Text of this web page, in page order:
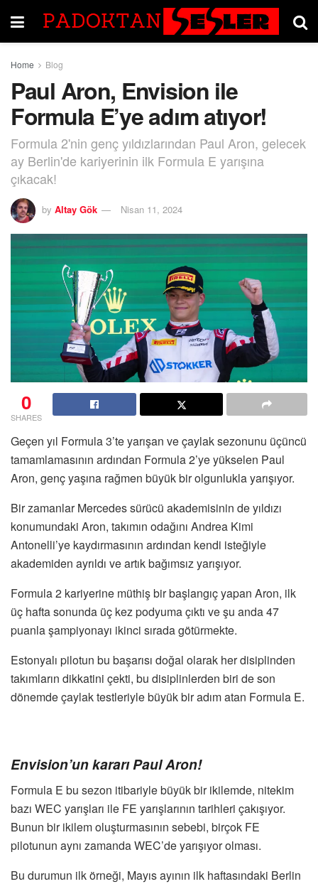
Home Blog
Paul Aron, Envision ile
Formula E’ye adım atıyor!
Formula 2'nin genç yıldızlarından Paul Aron, gelecek
ay Berlin'de kariyerinin ilk Formula E yarışına
çıkacak!
by Altay Gök Nisan 11, 2024
0
SHARES
Geçen yıl Formula 3’te yarışan ve çaylak sezonunu üçüncü
tamamlamasının ardından Formula 2’ye yükselen Paul
Aron, genç yaşına rağmen büyük bir olgunlukla yarışıyor.
Bir zamanlar Mercedes sürücü akademisinin de yıldızı
konumundaki Aron, takımın odağını Andrea Kimi
Antonelli’ye kaydırmasının ardından kendi isteğiyle
akademiden ayrıldı ve artık bağımsız yarışıyor.
Formula 2 kariyerine müthiş bir başlangıç yapan Aron, ilk
üç hafta sonunda üç kez podyuma çıktı ve şu anda 47
puanla şampiyonayı ikinci sırada götürmekte.
Estonyalı pilotun bu başarısı doğal olarak her disiplinden
takımların dikkatini çekti, bu disiplinlerden biri de son
dönemde çaylak testleriyle büyük bir adım atan Formula E.
Envision’un kararı Paul Aron!
Formula E bu sezon itibariyle büyük bir ikilemde, nitekim
bazı WEC yarışları ile FE yarışlarının tarihleri çakışıyor.
Bunun bir ikilem oluşturmasının sebebi, birçok FE
pilotunun aynı zamanda WEC’de yarışıyor olması.
Bu durumun ilk örneği, Mayıs ayının ilk haftasındaki Berlin